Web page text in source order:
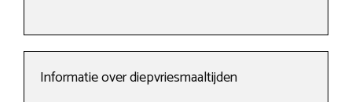
Informatie over diepvriesmaaltijden